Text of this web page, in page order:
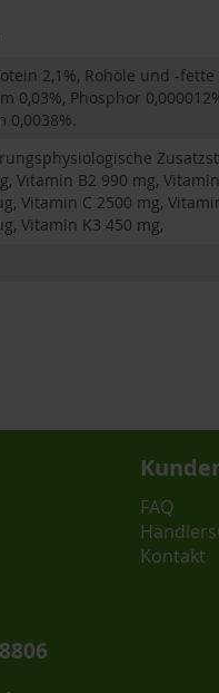
2,1%, Rohöle und -fette
0,03%, Phosphor
0,0038%.
Vitamin B2 990 mg,
Vitamin C 2500 mg,
Vitamin K3 450 mg,
FAQ
Kontakt